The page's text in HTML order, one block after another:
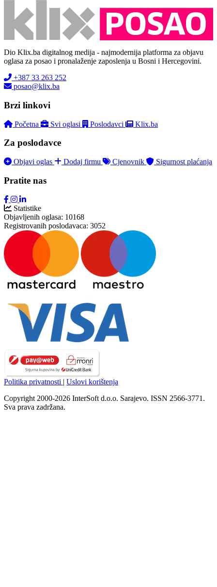
Dio Klix.ba digitalnog medija - najmodernija platforma za objavu
oglasa za posao i pronalaženje zaposlenja u Bosni i Hercegovini.
+387 33 263 252
posao@klix.ba
Brzi linkovi
Početna Svi oglasi Poslodavci Klix.ba
Za poslodavce
Objavi oglas Dodaj firmu Cjenovnik Sigurnost plaćanja
Pratite nas
Statistike
Objavljenih oglasa: 10168
Registrovanih poslodavaca: 3052
Politika privatnosti | Uslovi korištenja
Copyright 2000-2026 InterSoft d.o.o. Sarajevo. ISSN 2566-3771.
Sva prava zadržana.